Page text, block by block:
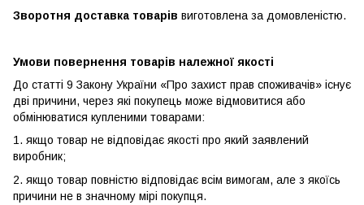
Зворотня доставка товарів виготовлена ​​за домовленістю.
Умови повернення товарів належної якості
До статті 9 Закону України «Про захист прав споживачів» існує
дві причини, через які покупець може відмовитися або
обмінюватися купленими товарами:
1. якщо товар не відповідає якості про який заявлений
виробник;
2. якщо товар повністю відповідає всім вимогам, але з якоїсь
причини не в значному мірі покупця.